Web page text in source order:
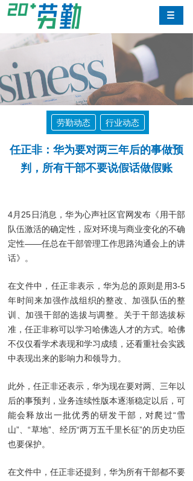
劳勤动态 行业动态
任正非：华为要对两三年后的事做预
判，所有干部不要说假话做假账
4月25日消息，华为心声社区官网发布《用干部
队伍激活的确定性，应对环境与商业变化的不确
定性——任总在干部管理工作思路沟通会上的讲
话》。
在文件中，任正非表示，华为总的原则是用3-5
年时间来加强作战组织的整改、加强队伍的整
训、加强干部的选拔与调整。关于干部选拔标
准，任正非称可以学习哈佛选人才的方式。哈佛
不仅仅看学术表现和学习成绩，还看重社会实践
中表现出来的影响力和领导力。
此外，任正非还表示，华为现在要对两、三年以
后的事预判，业务连续性版本逐渐稳定以后，可
能会释放出一批优秀的研发干部，对爬过“雪
山”、“草地”、经历“两万五千里长征”的历史功臣
也要保护。
在文件中，任正非还提到，华为所有干部都不要